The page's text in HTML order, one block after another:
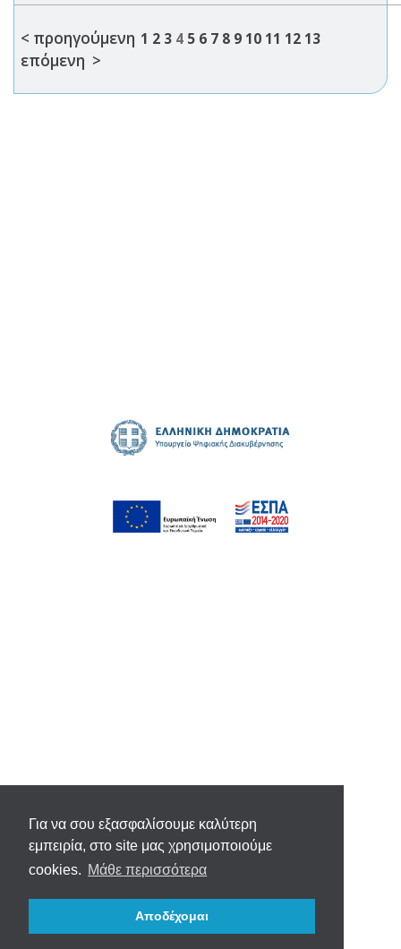
Για να σου εξασφαλίσουμε καλύτερη
εμπειρία, στο site μας χρησιμοποιούμε
cookies. Μάθε περισσότερα
Αποδέχομαι
< προηγούμενη 1 2 3 4 5 6 7 8 9 10 11 12 13
επόμενη >